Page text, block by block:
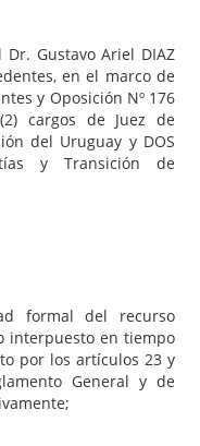
Gustavo Ariel DIAZ
en el marco de
y Oposición Nº 176
cargos de Juez de
del Uruguay y DOS
y Transición de
formal del recurso
interpuesto en tiempo
por los artículos 23 y
General y de